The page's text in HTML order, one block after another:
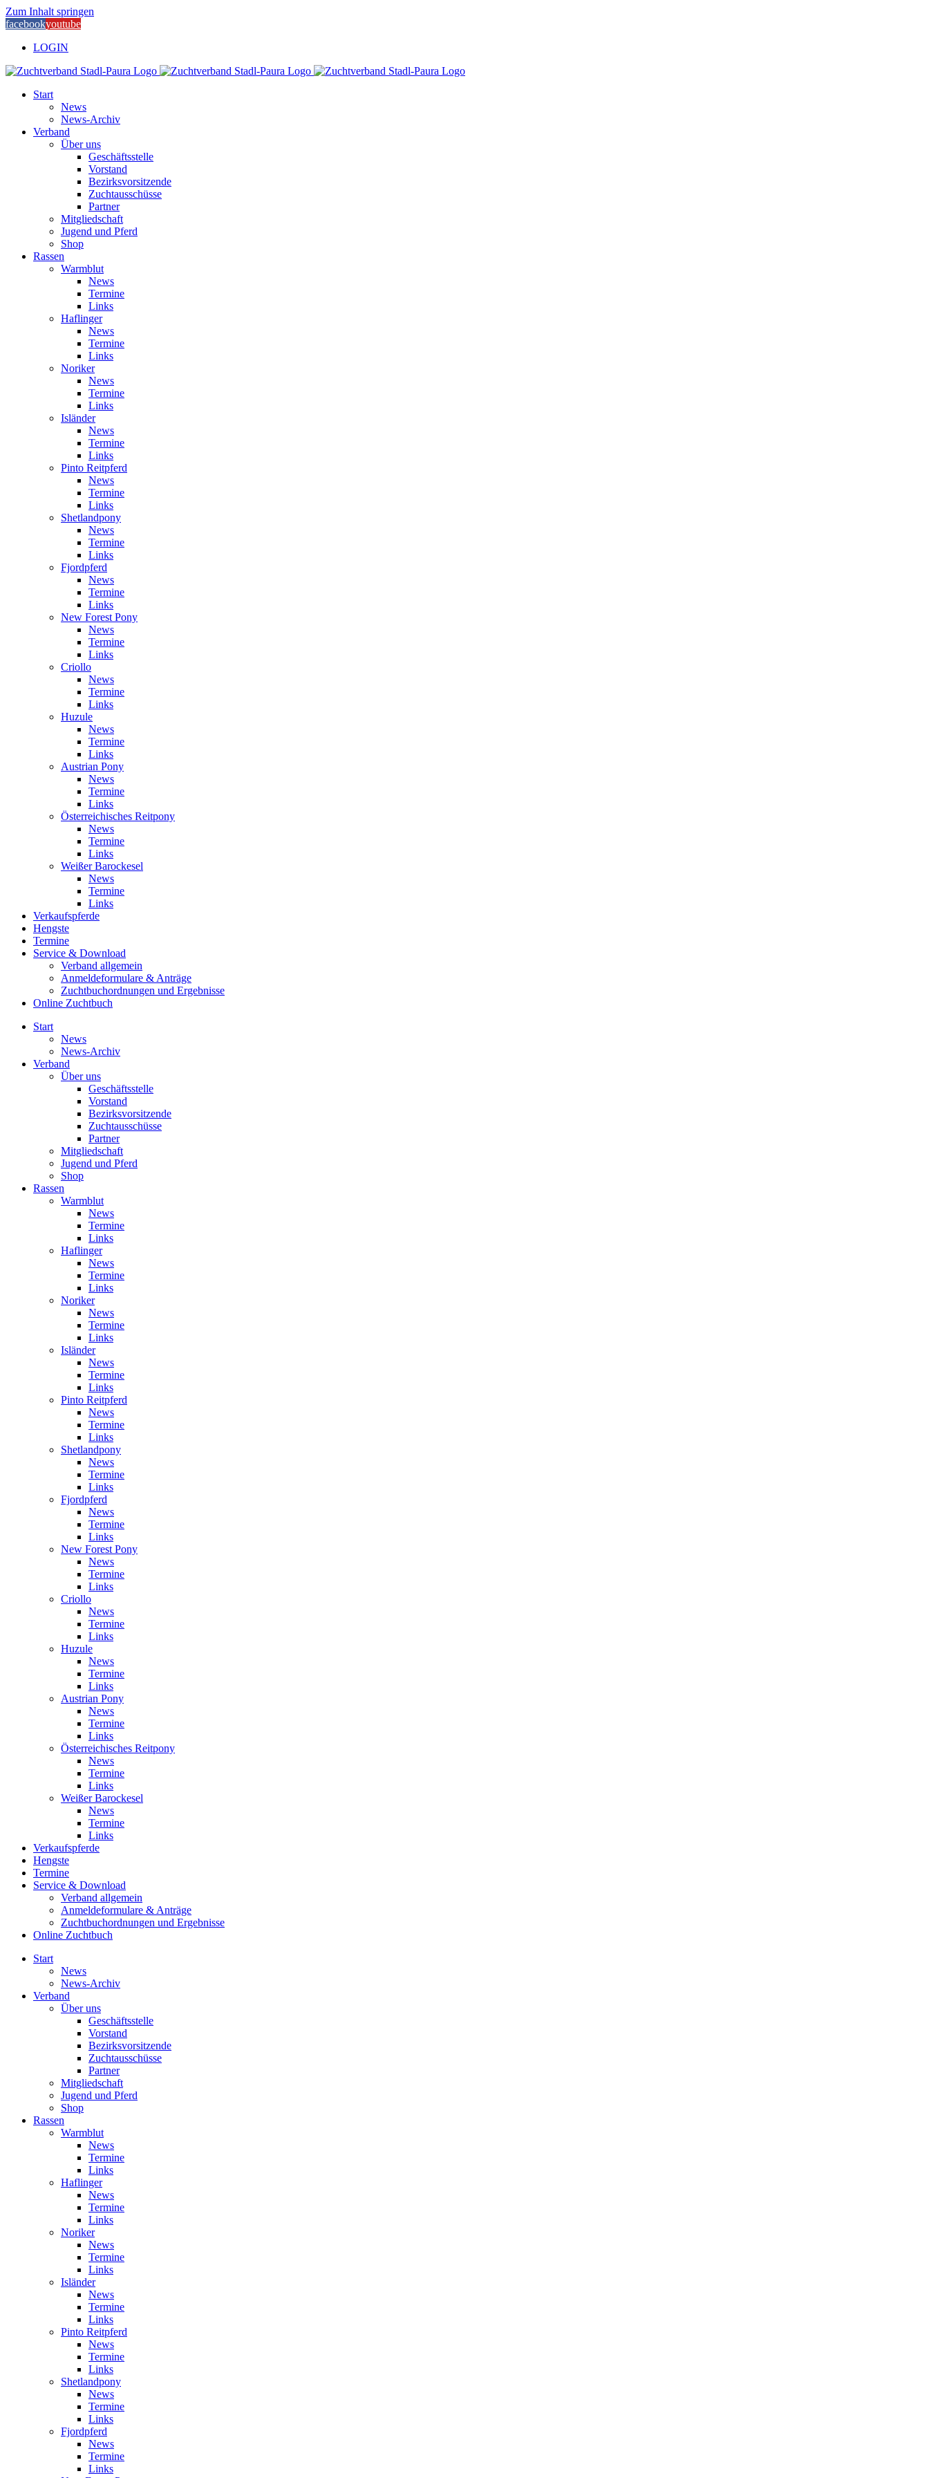
Zum Inhalt springen
facebookyoutube
LOGIN
Start
News
News-Archiv
Verband
Über uns
Geschäftsstelle
Vorstand
Bezirksvorsitzende
Zuchtausschüsse
Partner
Mitgliedschaft
Jugend und Pferd
Shop
Rassen
Warmblut
News
Termine
Links
Haflinger
News
Termine
Links
Noriker
News
Termine
Links
Isländer
News
Termine
Links
Pinto Reitpferd
News
Termine
Links
Shetlandpony
News
Termine
Links
Fjordpferd
News
Termine
Links
New Forest Pony
News
Termine
Links
Criollo
News
Termine
Links
Huzule
News
Termine
Links
Austrian Pony
News
Termine
Links
Österreichisches Reitpony
News
Termine
Links
Weißer Barockesel
News
Termine
Links
Verkaufspferde
Hengste
Termine
Service & Download
Verband allgemein
Anmeldeformulare & Anträge
Zuchtbuchordnungen und Ergebnisse
Online Zuchtbuch
Start
News
News-Archiv
Verband
Über uns
Geschäftsstelle
Vorstand
Bezirksvorsitzende
Zuchtausschüsse
Partner
Mitgliedschaft
Jugend und Pferd
Shop
Rassen
Warmblut
News
Termine
Links
Haflinger
News
Termine
Links
Noriker
News
Termine
Links
Isländer
News
Termine
Links
Pinto Reitpferd
News
Termine
Links
Shetlandpony
News
Termine
Links
Fjordpferd
News
Termine
Links
New Forest Pony
News
Termine
Links
Criollo
News
Termine
Links
Huzule
News
Termine
Links
Austrian Pony
News
Termine
Links
Österreichisches Reitpony
News
Termine
Links
Weißer Barockesel
News
Termine
Links
Verkaufspferde
Hengste
Termine
Service & Download
Verband allgemein
Anmeldeformulare & Anträge
Zuchtbuchordnungen und Ergebnisse
Online Zuchtbuch
Start
News
News-Archiv
Verband
Über uns
Geschäftsstelle
Vorstand
Bezirksvorsitzende
Zuchtausschüsse
Partner
Mitgliedschaft
Jugend und Pferd
Shop
Rassen
Warmblut
News
Termine
Links
Haflinger
News
Termine
Links
Noriker
News
Termine
Links
Isländer
News
Termine
Links
Pinto Reitpferd
News
Termine
Links
Shetlandpony
News
Termine
Links
Fjordpferd
News
Termine
Links